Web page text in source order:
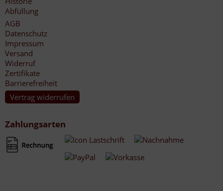
Abfüllung
AGB
Datenschutz
Impressum
Versand
Widerruf
Zertifikate
Barrierefreiheit
Vertrag widerrufen
Zahlungsarten